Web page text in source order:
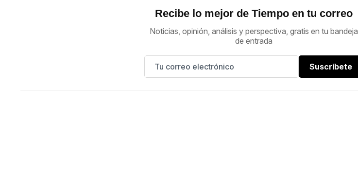
Recibe lo mejor de Tiempo en tu correo
Noticias, opinión, análisis y perspectiva, gratis en tu bandeja
de entrada
Suscríbete